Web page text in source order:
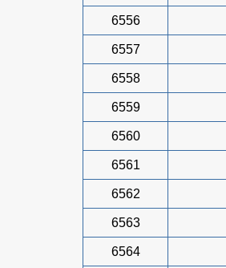
6556
6557
6558
6559
6560
6561
6562
6563
6564